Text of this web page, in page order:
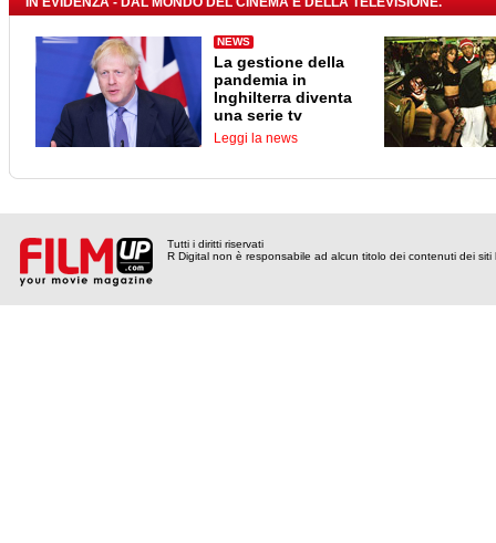
NEWS
La gestione della
pandemia in
Inghilterra diventa
una serie tv
Leggi la news
Tutti i diritti riservati
R Digital non è responsabile ad alcun titolo dei contenuti dei siti